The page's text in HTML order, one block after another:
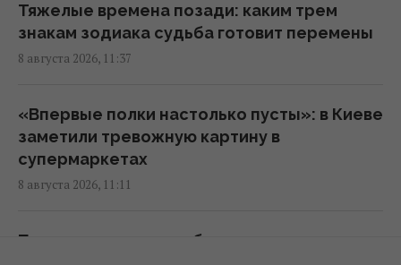
редкими каменными "жемчужинами"
10:49 суббота, 08 августа 2026
некоторых функциях вы не знали
10:42 суббота, 08 августа 2026
Тяжелые времена позади: каким трем
знакам зодиака судьба готовит перемены
8 августа 2026, 11:37
«Впервые полки настолько пусты»: в Киеве
заметили тревожную картину в
супермаркетах
8 августа 2026, 11:11
Первая смена после больничного: ракета